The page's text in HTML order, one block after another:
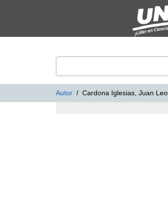
Autor Cardona Iglesias, Juan
Resultados